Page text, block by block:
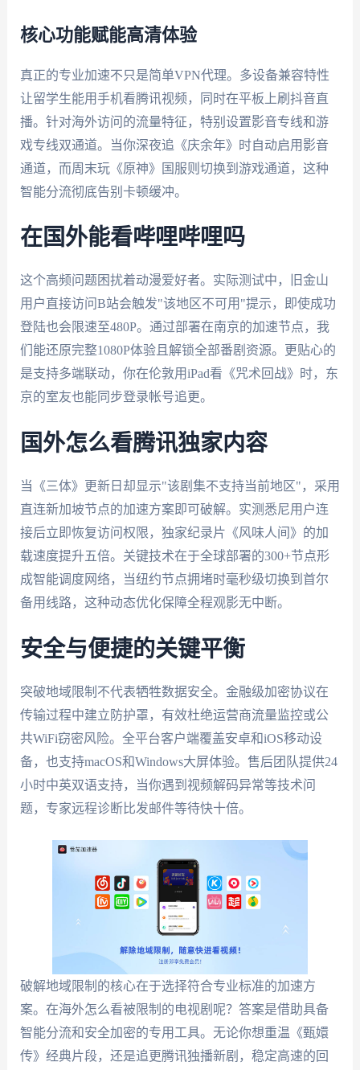
核心功能赋能高清体验
真正的专业加速不只是简单VPN代理。多设备兼容特性
让留学生能用手机看腾讯视频，同时在平板上刷抖音直
播。针对海外访问的流量特征，特别设置影音专线和游
戏专线双通道。当你深夜追《庆余年》时自动启用影音
通道，而周末玩《原神》国服则切换到游戏通道，这种
智能分流彻底告别卡顿缓冲。
在国外能看哔哩哔哩吗
这个高频问题困扰着动漫爱好者。实际测试中，旧金山
用户直接访问B站会触发"该地区不可用"提示，即使成功
登陆也会限速至480P。通过部署在南京的加速节点，我
们能还原完整1080P体验且解锁全部番剧资源。更贴心的
是支持多端联动，你在伦敦用iPad看《咒术回战》时，东
京的室友也能同步登录帐号追更。
国外怎么看腾讯独家内容
当《三体》更新日却显示"该剧集不支持当前地区"，采用
直连新加坡节点的加速方案即可破解。实测悉尼用户连
接后立即恢复访问权限，独家纪录片《风味人间》的加
载速度提升五倍。关键技术在于全球部署的300+节点形
成智能调度网络，当纽约节点拥堵时毫秒级切换到首尔
备用线路，这种动态优化保障全程观影无中断。
安全与便捷的关键平衡
突破地域限制不代表牺牲数据安全。金融级加密协议在
传输过程中建立防护罩，有效杜绝运营商流量监控或公
共WiFi窃密风险。全平台客户端覆盖安卓和iOS移动设
备，也支持macOS和Windows大屏体验。售后团队提供24
小时中英双语支持，当你遇到视频解码异常等技术问
题，专家远程诊断比发邮件等待快十倍。
破解地域限制的核心在于选择符合专业标准的加速方
案。在海外怎么看被限制的电视剧呢？答案是借助具备
智能分流和安全加密的专用工具。无论你想重温《甄嬛
传》经典片段，还是追更腾讯独播新剧，稳定高速的回